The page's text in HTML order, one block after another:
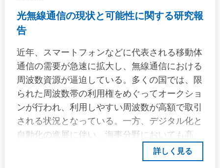
いと精度が低下することから、適用できる航海
に制約はあるものの、波浪予報を用いることで
れる。これまで、同様の趣旨の手法の検討例は
あるものの、提案された荷重補正係数の妥当性
を実船計測データとの比較により行った事例は
見当たらない。そこで、本報告では、前報 日
本海事協会（2025）「コンテナ船の実遭遇海
象分析と航路・季節に応じた荷重補正係数の活
用」にて分析を行ったメガコンテナ船の実船計
測データと、以下に述べる算式から得られた船
光無線通信の現状と可能性に関する研究報
告
近年、スマートフォンなどに代表される移動体
通信の需要が急速に拡大し、無線通信における
周波数資源が逼迫している。多くの国では、限
られた周波数帯の利用権をめぐってオークショ
ンが行われ、利用しやすい周波数が高額で取引
される状況となっている。一方、デジタル化と
自動化の進展に伴い、海事分野においても高
速・大容量の通信手段へのニーズが高まってい
る。こうした背景のもと、限られた電波資源を
詳しく見る